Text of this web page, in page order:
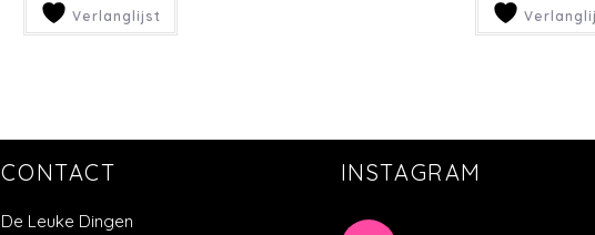
Verlanglijst
CONTACT
De Leuke Dingen
INSTAGRAM